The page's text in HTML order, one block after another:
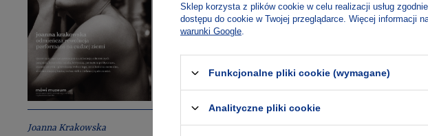
Joanna Krakowska
Sklep korzysta z plików cookie w celu realizacji usług
dostępu do cookie w Twojej przeglądarce. Więcej informacji
warunki Google
Funkcjonalne pliki cookie (wymagane)
Analityczne pliki cookie